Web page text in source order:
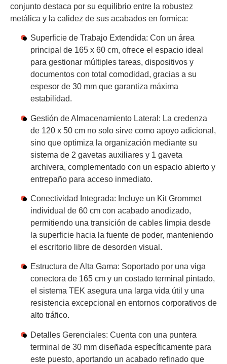
conjunto destaca por su equilibrio entre la robustez
metálica y la calidez de sus acabados en formica:
Superficie de Trabajo Extendida: Con un área
principal de 165 x 60 cm, ofrece el espacio ideal
para gestionar múltiples tareas, dispositivos y
documentos con total comodidad, gracias a su
espesor de 30 mm que garantiza máxima
estabilidad.
Gestión de Almacenamiento Lateral: La credenza
de 120 x 50 cm no solo sirve como apoyo adicional,
sino que optimiza la organización mediante su
sistema de 2 gavetas auxiliares y 1 gaveta
archivera, complementado con un espacio abierto y
entrepaño para acceso inmediato.
Conectividad Integrada: Incluye un Kit Grommet
individual de 60 cm con acabado anodizado,
permitiendo una transición de cables limpia desde
la superficie hacia la fuente de poder, manteniendo
el escritorio libre de desorden visual.
Estructura de Alta Gama: Soportado por una viga
conectora de 165 cm y un costado terminal pintado,
el sistema TEK asegura una larga vida útil y una
resistencia excepcional en entornos corporativos de
alto tráfico.
Detalles Gerenciales: Cuenta con una puntera
terminal de 30 mm diseñada específicamente para
este puesto, aportando un acabado refinado que